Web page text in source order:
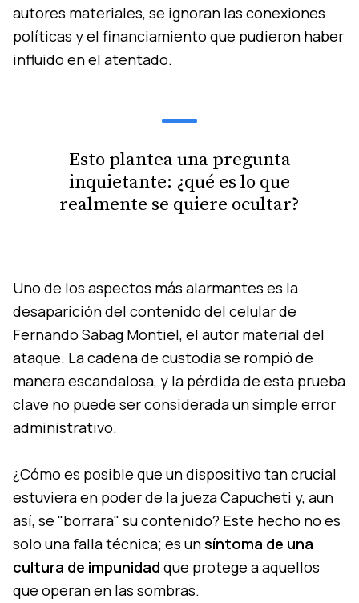
autores materiales, se ignoran las conexiones
políticas y el financiamiento que pudieron haber
influido en el atentado.
Esto plantea una pregunta
inquietante: ¿qué es lo que
realmente se quiere ocultar?
Uno de los aspectos más alarmantes es la
desaparición del contenido del celular de
Fernando Sabag Montiel, el autor material del
ataque. La cadena de custodia se rompió de
manera escandalosa, y la pérdida de esta prueba
clave no puede ser considerada un simple error
administrativo.
¿Cómo es posible que un dispositivo tan crucial
estuviera en poder de la jueza Capucheti y, aun
así, se "borrara" su contenido? Este hecho no es
solo una falla técnica; es unsíntoma de una
cultura de impunidad que protege a aquellos
que operan en las sombras.